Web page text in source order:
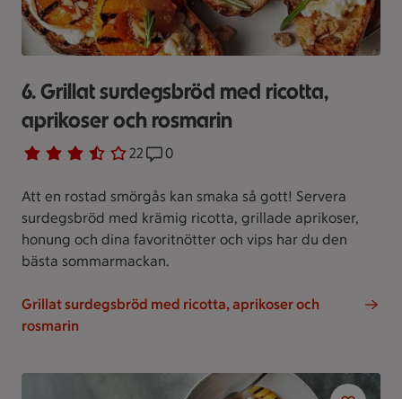
6. Grillat surdegsbröd med ricotta,
aprikoser och rosmarin
Betyg 3.6 av 5. 22
22 personer har röstatReceptet har 0 kommentarer
0
Att en rostad smörgås kan smaka så gott! Servera
surdegsbröd med krämig ricotta, grillade aprikoser,
honung och dina favoritnötter och vips har du den
bästa sommarmackan.
Grillat surdegsbröd med ricotta, aprikoser och
rosmarin